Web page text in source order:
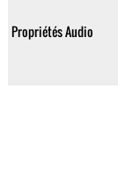
Propriétés Audio